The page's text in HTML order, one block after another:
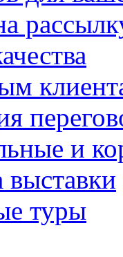
и
выставки
туры